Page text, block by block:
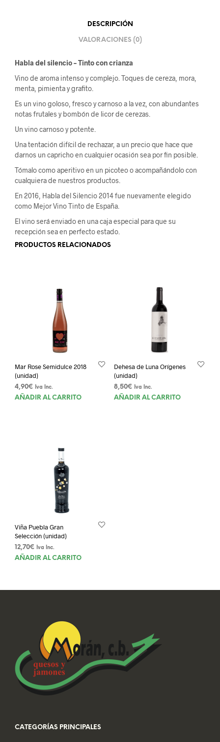
DESCRIPCIÓN
VALORACIONES (0)
Habla del silencio – Tinto con crianza
Vino de aroma intenso y complejo. Toques de cereza, mora,
menta, pimienta y grafito.
Es un vino goloso, fresco y carnoso a la vez, con abundantes
notas frutales y bombón de licor de cerezas.
Un vino carnoso y potente.
Una tentación difícil de rechazar, a un precio que hace que
darnos un capricho en cualquier ocasión sea por fin posible.
Tómalo como aperitivo en un picoteo o acompañándolo con
cualquiera de nuestros productos.
En 2016, Habla del Silencio 2014 fue nuevamente elegido
como Mejor Vino Tinto de España.
El vino será enviado en una caja especial para que su
recepción sea en perfecto estado.
PRODUCTOS RELACIONADOS
Mar Rose Semidulce 2018
(unidad)
4,90€ Iva Inc.
AÑADIR AL CARRITO
Dehesa de Luna Orígenes
(unidad)
8,50€ Iva Inc.
AÑADIR AL CARRITO
Viña Puebla Gran
Selección (unidad)
12,70€ Iva Inc.
AÑADIR AL CARRITO
CATEGORÍAS PRINCIPALES